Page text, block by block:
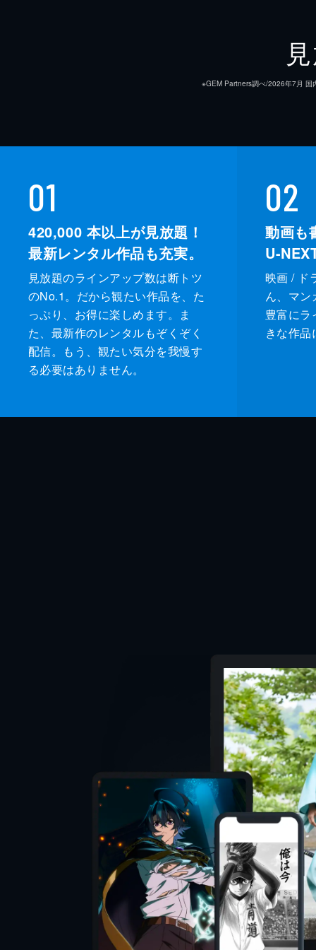
※GEM Partners調べ/2026年7⽉ 国
01
420,000 本以上が見放題！
最新レンタル作品も充実。
見放題のラインアップ数は断トツ
のNo.1。だから観たい作品を、た
っぷり、お得に楽しめます。ま
た、最新作のレンタルもぞくぞく
配信。もう、観たい気分を我慢す
る必要はありません。
02
動画も
U-
映画 / ド
ん、マン
豊富にラ
きな作